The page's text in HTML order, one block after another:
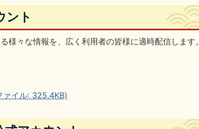
ント
様々な情報を、広く利用者の皆様に適時配信します。
ァイル: 325.4KB)